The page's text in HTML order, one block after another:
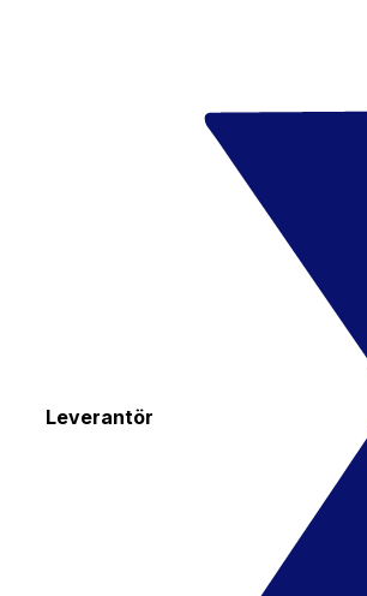
Leverantör